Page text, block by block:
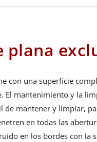
plana
con una superficie
El mantenimiento y la
de mantener y limpiar,
en todas las
en los bordes con la